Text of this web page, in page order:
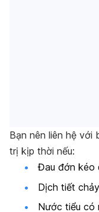
Bạn nên liên hệ với
trị kịp thời nếu:
Đau đớn kéo
Dịch tiết
Nước tiểu có